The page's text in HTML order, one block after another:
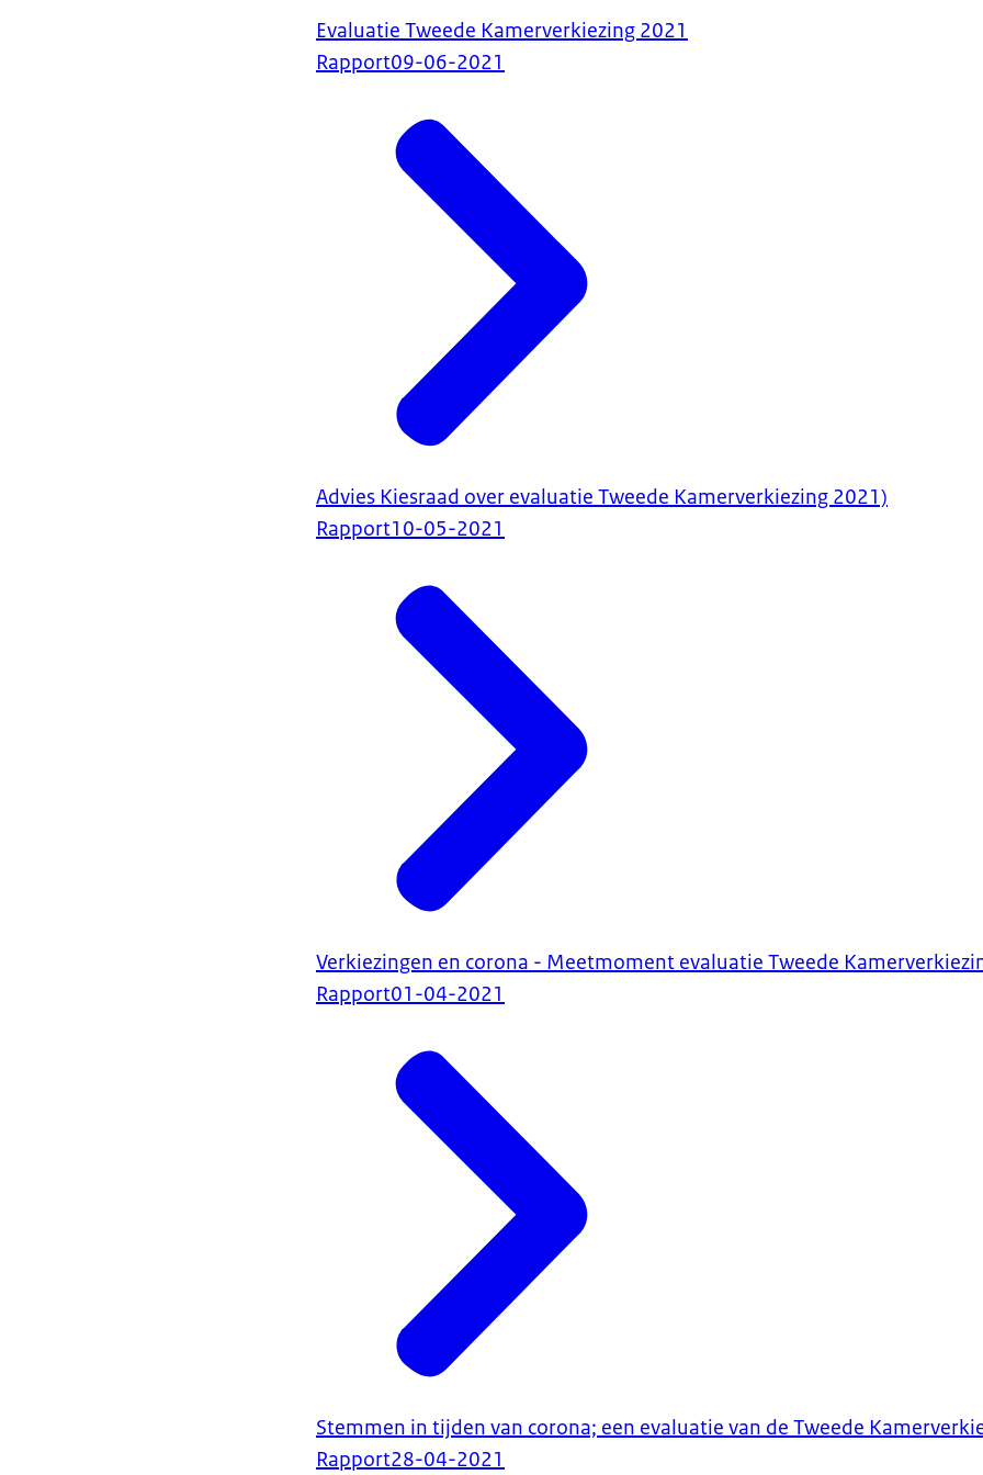
Evaluatie Tweede Kamerverkiezing 2021
Rapport09-06-2021
Advies Kiesraad over evaluatie Tweede Kamerverkiezing 2021)
Rapport10-05-2021
Verkiezingen en corona - Meetmoment evaluatie Tweede
Rapport01-04-2021
Stemmen in tijden van corona; een evaluatie van de Tweede
Rapport28-04-2021